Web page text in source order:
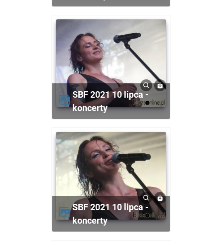
SBF 2021 10 lipca -
koncerty
SBF 2021 10 lipca -
koncerty